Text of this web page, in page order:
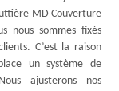
MD Couverture
nous sommes fixés
C’est la raison
un système de
ajusterons nos